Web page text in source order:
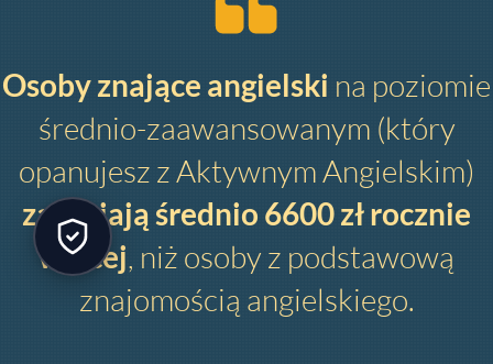
Osoby znające angielski na poziomie
średnio-zaawansowanym (który
opanujesz z Aktywnym Angielskim)
zarabiają średnio 6600 zł rocznie
więcej, niż osoby z podstawową
znajomością angielskiego.